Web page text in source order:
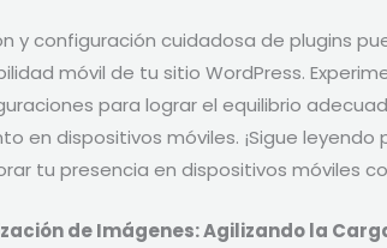
y configuración cuidadosa de plugins
móvil de tu sitio WordPress.
para lograr el equilibrio
en dispositivos móviles. ¡Sigue
tu presencia en dispositivos móviles
de Imágenes: Agilizando la